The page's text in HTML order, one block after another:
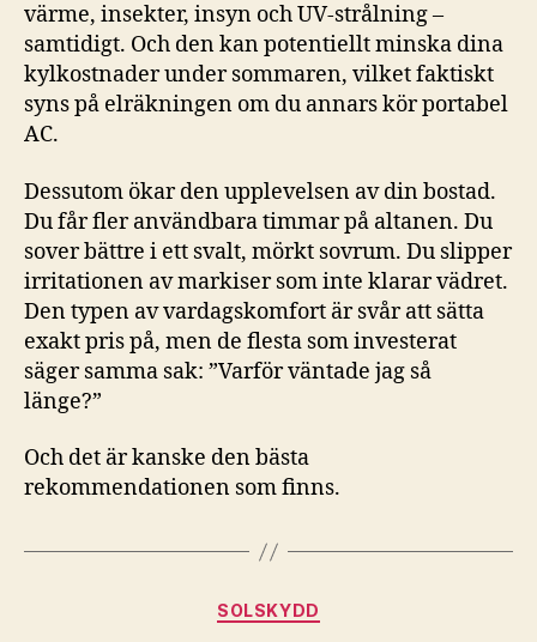
värme, insekter, insyn och UV-strålning –
samtidigt. Och den kan potentiellt minska dina
kylkostnader under sommaren, vilket faktiskt
syns på elräkningen om du annars kör portabel
AC.
Dessutom ökar den upplevelsen av din bostad.
Du får fler användbara timmar på altanen. Du
sover bättre i ett svalt, mörkt sovrum. Du slipper
irritationen av markiser som inte klarar vädret.
Den typen av vardagskomfort är svår att sätta
exakt pris på, men de flesta som investerat
säger samma sak: ”Varför väntade jag så
länge?”
Och det är kanske den bästa
rekommendationen som finns.
Kategorier
SOLSKYDD